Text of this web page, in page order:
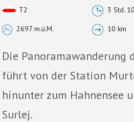
T2 3 Std.
2697 m.ü.M. 10 km
Die Panoramawanderung
führt von der Station
hinunter zum Hahnensee
Surlej.